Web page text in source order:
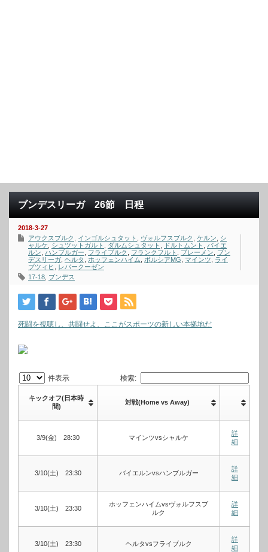
ブンデスリーガ 26節 日程
2018-3-27
アウクスブルク
インゴルシュタット ヴォルフスブルク ケルン
シ
ャルケ
シュツットガルト ダルムシュタット ドルトムント
バイエ
ルン ハンブルガー フライブルク フランクフルト ブレーメン
ブン
デスリーガ ヘルタ ホッフェンハイム ボルシアMG マインツ
ライ
プツィヒ
レバークーゼン
17-18 ブンデス
死闘を視聴し、共闘せよ、ここがスポーツの新しい本拠地だ
件表示 検索:
キックオフ(日本時
間)
対戦(Home vs Away)
3/9(金) 28:30 マインツvsシャルケ
詳
細
3/10(土) 23:30 バイエルンvsハンブルガー
詳
細
3/10(土) 23:30
ホッフェンハイムvsヴォルフスブ
ルク
詳
細
3/10(土) 23:30 ヘルタvsフライブルク
詳
細